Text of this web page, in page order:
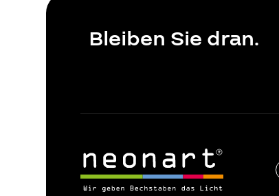
Bleiben Sie dran.